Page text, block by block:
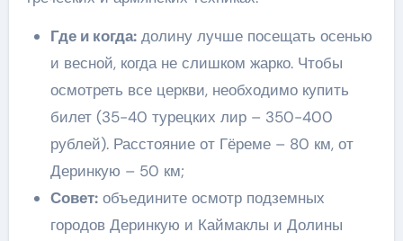
Где и когда:долину лучше посещать осенью
и весной, когда не слишком жарко. Чтобы
осмотреть все церкви, необходимо купить
билет (35-40 турецких лир – 350-400
рублей). Расстояние от Гёреме – 80 км, от
Деринкую – 50 км;
Совет:объедините осмотр подземных
городов Деринкую и Каймаклы и Долины